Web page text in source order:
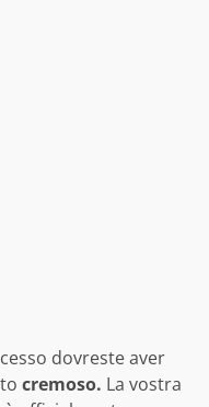
dovreste aver
cremoso. La vostra